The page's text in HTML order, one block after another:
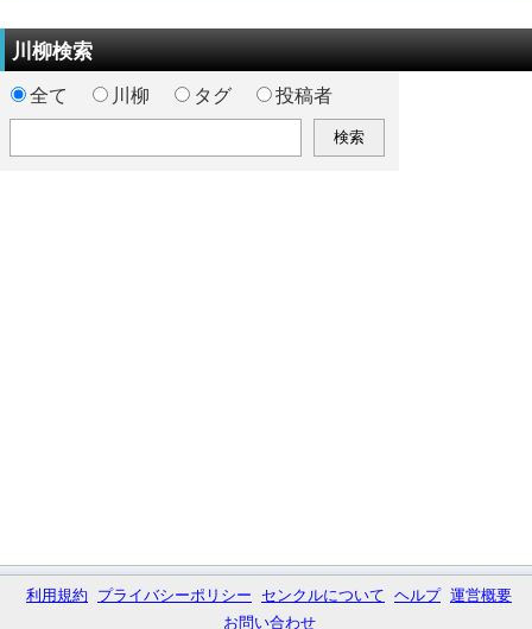
川柳検索
全て 川柳 タグ 投稿者
利用規約 プライバシーポリシー センクルについて ヘルプ 運営概要
お問い合わせ